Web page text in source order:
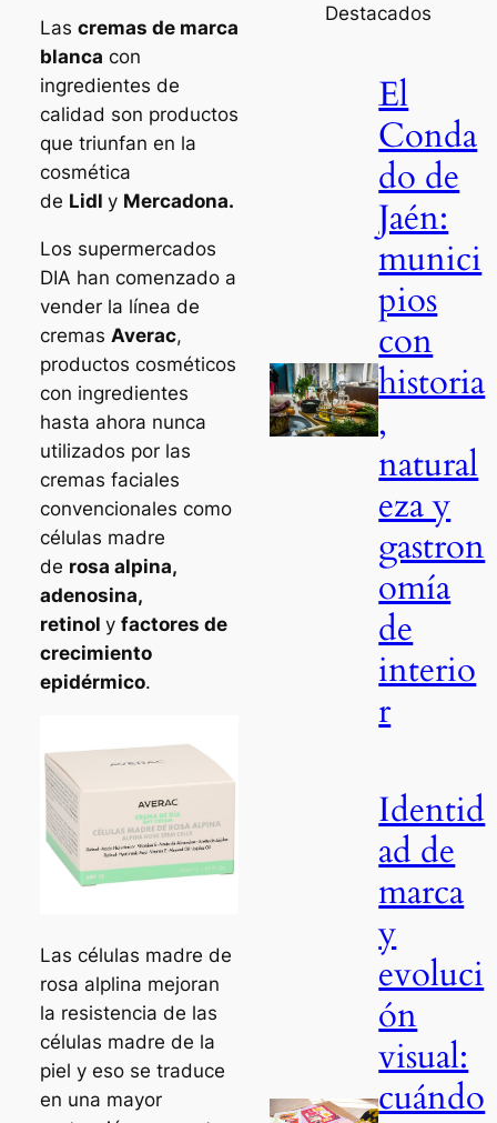
Las cremas de marca
blanca con
ingredientes de
calidad son productos
que triunfan en la
cosmética
de Lidl y Mercadona.
Los supermercados
DIA han comenzado a
vender la línea de
cremas Averac,
productos cosméticos
con ingredientes
hasta ahora nunca
utilizados por las
cremas faciales
convencionales como
células madre
de rosa alpina,
adenosina,
retinol y factores de
crecimiento
epidérmico.
Las células madre de
rosa alplina mejoran
la resistencia de las
células madre de la
piel y eso se traduce
en una mayor
Destacados
El
Conda
do de
Jaén:
munici
pios
con
historia
,
natural
eza y
gastron
omía
de
interio
r
Identid
ad de
marca
y
evoluci
ón
visual:
cuándo